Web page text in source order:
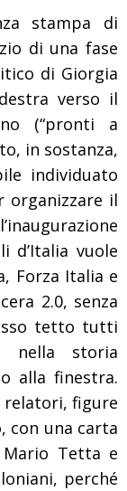
stampa di
di una fase
di Giorgia
verso il
(“pronti a
in sostanza,
individuato
il
d’Italia vuole
Forza Italia e
2.0, senza
tetto tutti
nella storia
alla finestra.
relatori, figure
con una carta
Tetta e
perché